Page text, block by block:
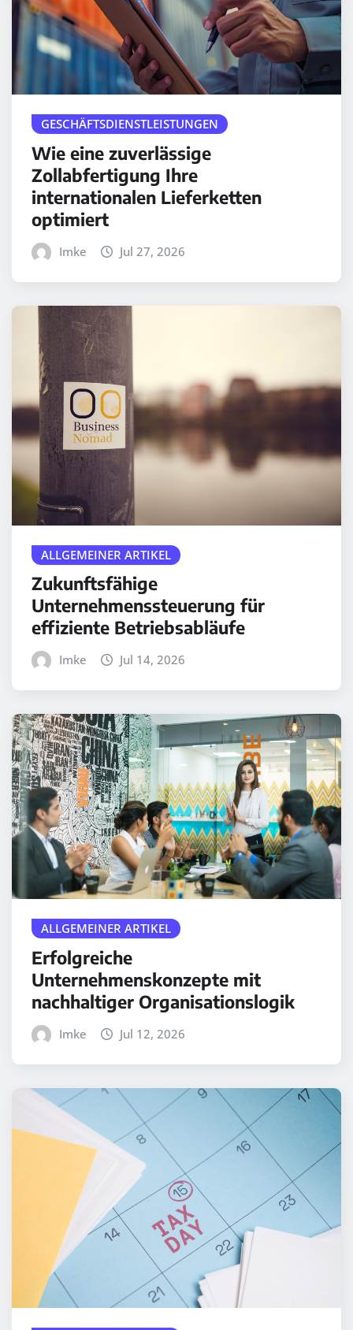
GESCHÄFTSDIENSTLEISTUNGEN
Wie eine zuverlässige
Zollabfertigung Ihre
internationalen Lieferketten
optimiert
Imke Jul 27, 2026
ALLGEMEINER ARTIKEL
Zukunftsfähige
Unternehmenssteuerung für
effiziente Betriebsabläufe
Imke Jul 14, 2026
ALLGEMEINER ARTIKEL
Erfolgreiche
Unternehmenskonzepte mit
nachhaltiger Organisationslogik
Imke Jul 12, 2026